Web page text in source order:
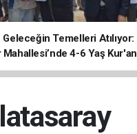
Geleceğin Temelleri Atılıyor:
Mahallesi’nde 4-6 Yaş Kur'an
Başladı